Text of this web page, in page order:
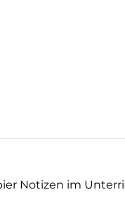
Notizen im